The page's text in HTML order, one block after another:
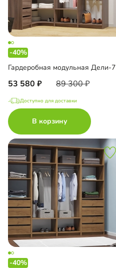
-40%
Гардеробная модульная Дели-7
53 580 89 300
Доступно для доставки
В корзину
-40%